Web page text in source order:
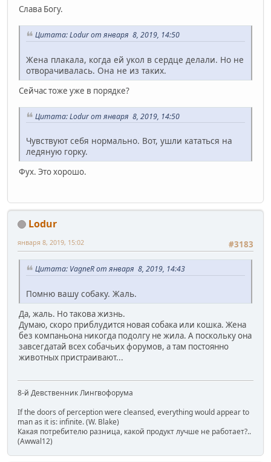
Слава Богу.
Цитата: Lodur от января 8, 2019, 14:50
Жена плакала, когда ей укол в сердце делали. Но не
отворачивалась. Она не из таких.
Сейчас тоже уже в порядке?
Цитата: Lodur от января 8, 2019, 14:50
Чувствуют себя нормально. Вот, ушли кататься на
ледяную горку.
Фух. Это хорошо.
Lodur
#3183
января 8, 2019, 15:02
Цитата: VagneR от января 8, 2019, 14:43
Помню вашу собаку. Жаль.
Да, жаль. Но такова жизнь.
Думаю, скоро приблудится новая собака или кошка. Жена
без компаньона никогда подолгу не жила. А поскольку она
завсегдатай всех собачьих форумов, а там постоянно
животных пристраивают...
8-й Девственник Лингвофорума
If the doors of perception were cleansed, everything would appear to
man as it is: infinite. (W. Blake)
Какая потребителю разница, какой продукт лучше не работает?..
(Awwal12)